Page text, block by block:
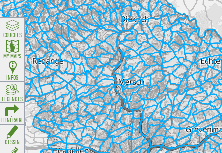
COUCHES
MY MAPS
INFOS
LÉGENDES
ITINÉRAIRE
DESSIN